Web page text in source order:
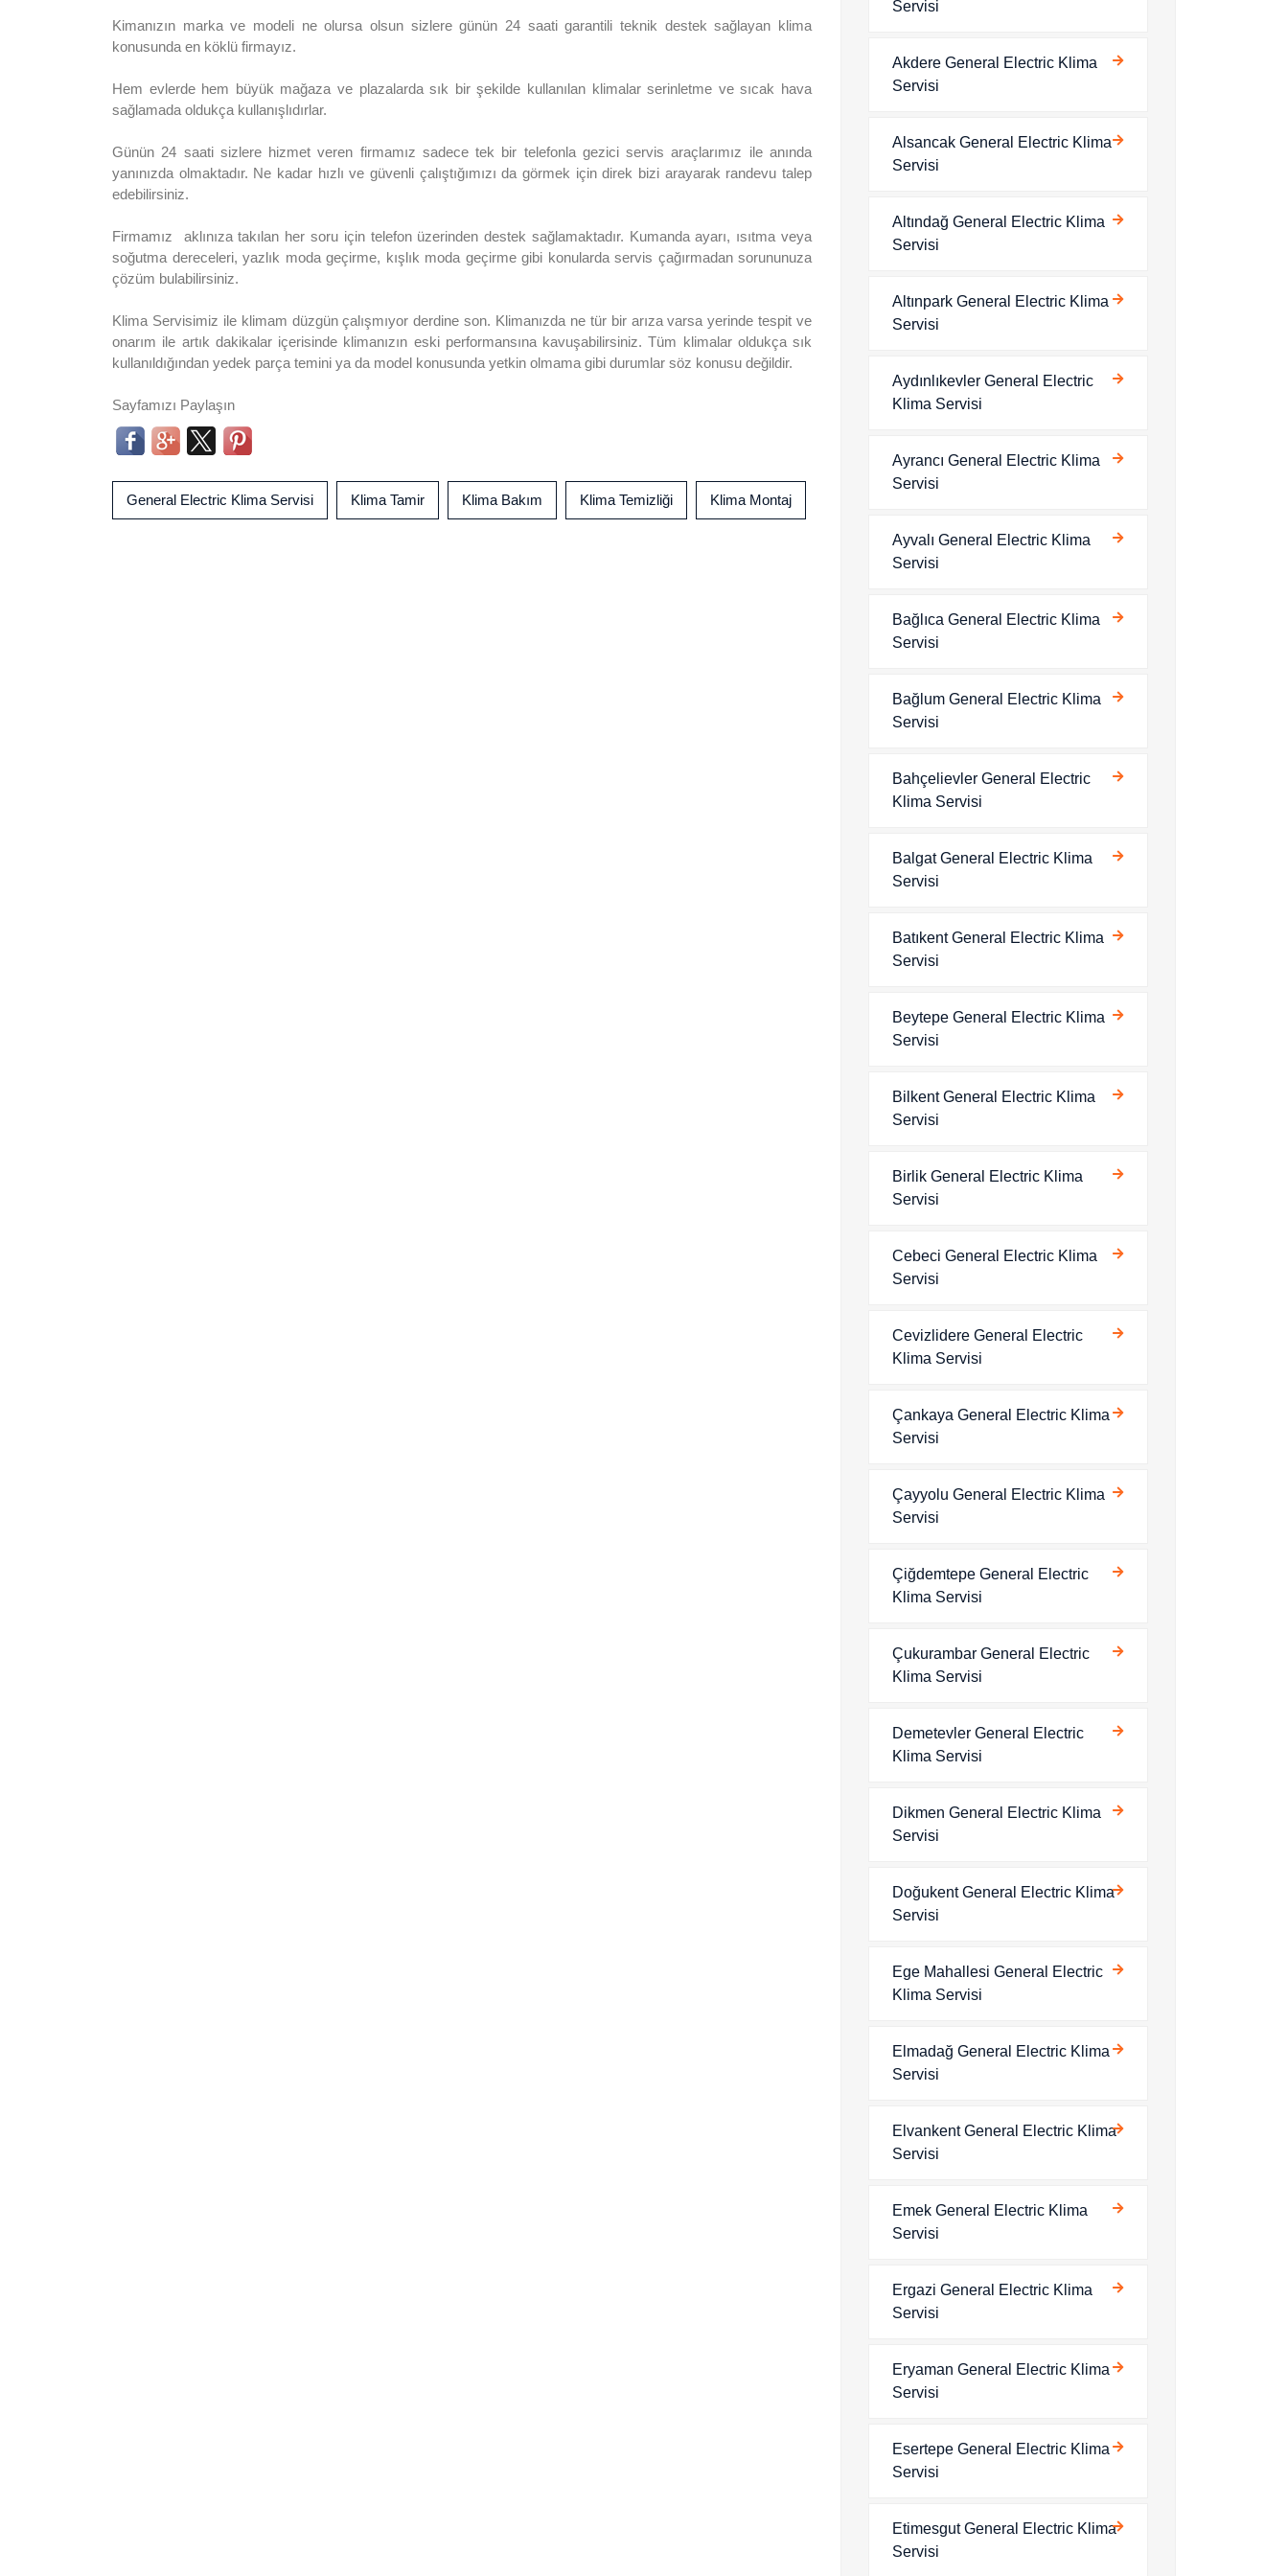
Kimanızın marka ve modeli ne olursa olsun sizlere günün 24 saati garantili teknik destek sağlayan klima
konusunda en köklü firmayız.
Hem evlerde hem büyük mağaza ve plazalarda sık bir şekilde kullanılan klimalar serinletme ve sıcak hava
sağlamada oldukça kullanışlıdırlar.
Günün 24 saati sizlere hizmet veren firmamız sadece tek bir telefonla gezici servis araçlarımız ile anında
yanınızda olmaktadır. Ne kadar hızlı ve güvenli çalıştığımızı da görmek için direk bizi arayarak randevu talep
edebilirsiniz.
Firmamız aklınıza takılan her soru için telefon üzerinden destek sağlamaktadır. Kumanda ayarı, ısıtma veya
soğutma dereceleri, yazlık moda geçirme, kışlık moda geçirme gibi konularda servis çağırmadan sorununuza
çözüm bulabilirsiniz.
Klima Servisimiz ile klimam düzgün çalışmıyor derdine son. Klimanızda ne tür bir arıza varsa yerinde tespit ve
onarım ile artık dakikalar içerisinde klimanızın eski performansına kavuşabilirsiniz. Tüm klimalar oldukça sık
kullanıldığından yedek parça temini ya da model konusunda yetkin olmama gibi durumlar söz konusu değildir.
Sayfamızı Paylaşın
General Electric Klima Servisi Klima Tamir Klima Bakım Klima Temizliği Klima Montaj
Servisi
Akdere General Electric Klima
Servisi
Alsancak General Electric Klima
Servisi
Altındağ General Electric Klima
Servisi
Altınpark General Electric Klima
Servisi
Aydınlıkevler General Electric
Klima Servisi
Ayrancı General Electric Klima
Servisi
Ayvalı General Electric Klima
Servisi
Bağlıca General Electric Klima
Servisi
Bağlum General Electric Klima
Servisi
Bahçelievler General Electric
Klima Servisi
Balgat General Electric Klima
Servisi
Batıkent General Electric Klima
Servisi
Beytepe General Electric Klima
Servisi
Bilkent General Electric Klima
Servisi
Birlik General Electric Klima
Servisi
Cebeci General Electric Klima
Servisi
Cevizlidere General Electric
Klima Servisi
Çankaya General Electric Klima
Servisi
Çayyolu General Electric Klima
Servisi
Çiğdemtepe General Electric
Klima Servisi
Çukurambar General Electric
Klima Servisi
Demetevler General Electric
Klima Servisi
Dikmen General Electric Klima
Servisi
Doğukent General Electric Klima
Servisi
Ege Mahallesi General Electric
Klima Servisi
Elmadağ General Electric Klima
Servisi
Elvankent General Electric Klima
Servisi
Emek General Electric Klima
Servisi
Ergazi General Electric Klima
Servisi
Eryaman General Electric Klima
Servisi
Esertepe General Electric Klima
Servisi
Etimesgut General Electric Klima
Servisi